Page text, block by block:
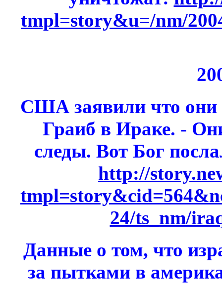
tmpl=story&u=/nm/
США заявили что они
Граиб в Ираке. -
следы. Вот Бог
http://
24/ts_nm/
Данные о том, что
за пытками в